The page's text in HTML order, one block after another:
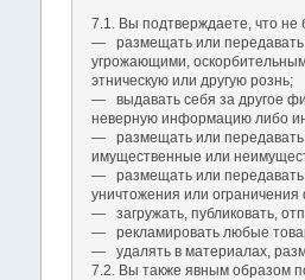
7.1. Вы подтверждаете, что не
― размещать или передавать
угрожающими,
этническую или другую рознь;
― выдавать себя за другое
неверную информацию либо
― размещать или передавать
имущественные или
― размещать или передавать
уничтожения или
― загружать, публиковать,
― рекламировать любые
― удалять в материалах,
7.2. Вы также явным образом